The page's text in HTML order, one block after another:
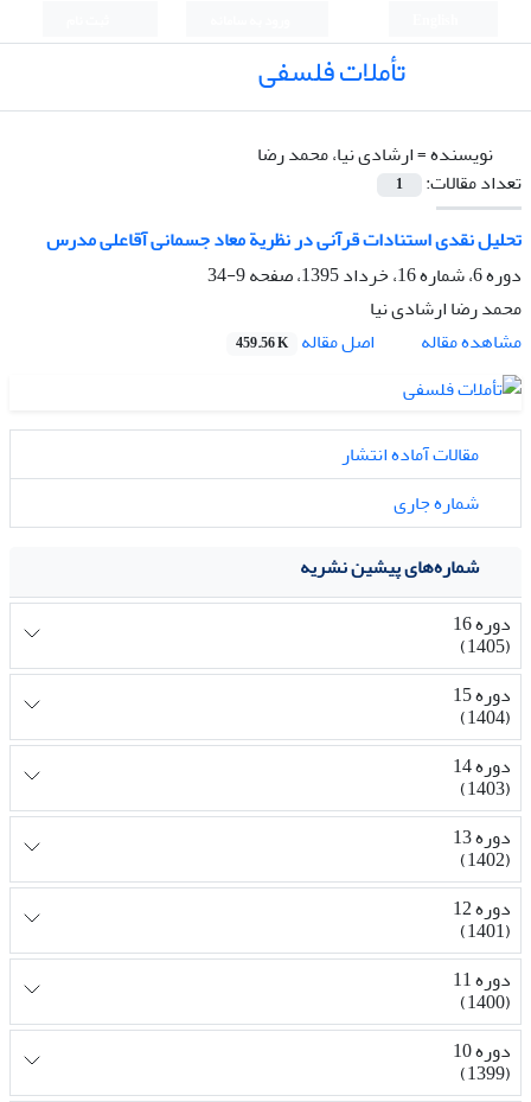
تأملات فلسفی
نویسنده =ارشادی نیا، محمد رضا
تعداد مقالات:
1
تحلیل نقدی استنادات قرآنی در نظریة معاد جسمانی آقاعلی مدرس
دوره 6، شماره 16، خرداد 1395، صفحه
9-34
محمد رضا ارشادی نیا
مشاهده مقاله
اصل مقاله 459.56 K
مقالات آماده انتشار
شماره جاری
شماره‌های پیشین نشریه
دوره 16
(1405)
دوره 15
(1404)
دوره 14
(1403)
دوره 13
(1402)
دوره 12
(1401)
دوره 11
(1400)
دوره 10
(1399)